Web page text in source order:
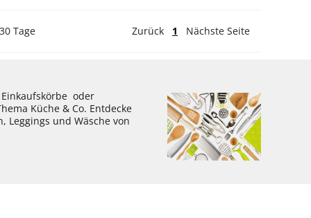
Tage Zurück 1 Nächste Seite
oder
Küche & Co. Entdecke
Leggings und Wäsche von